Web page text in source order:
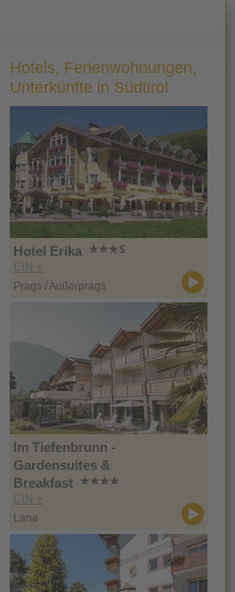
Hotels, Ferienwohnungen,
Unterkünfte in Südtirol
Hotel Erika
CIN +
Prags / Außerprags
Im Tiefenbrunn -
Gardensuites &
Breakfast
CIN +
Lana